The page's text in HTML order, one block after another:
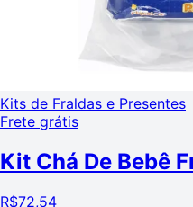
Kits de Fraldas e Presentes
Frete grátis
Kit Chá De Bebê
R$72,54